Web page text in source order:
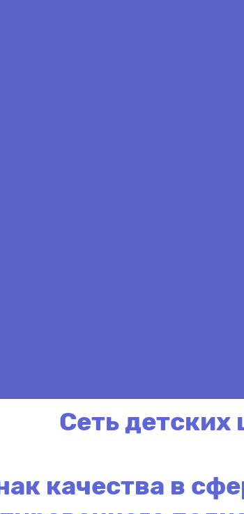
Сеть детских
качества в